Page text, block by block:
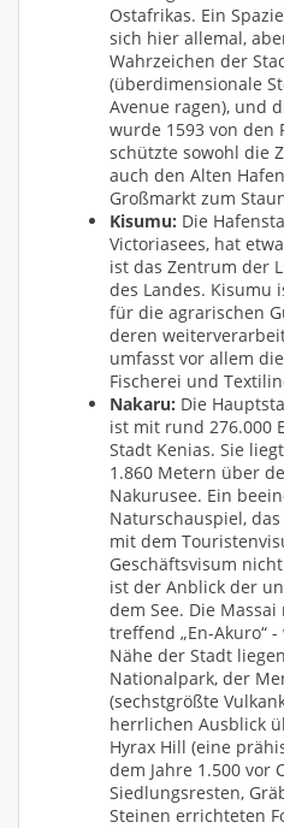
Ostafrikas. Ein
sich hier allemal,
Wahrzeichen der
(überdimensionale
Avenue ragen), und
wurde 1593 von den
schützte sowohl die
auch den Alten
Großmarkt zum
Kisumu: Die
Victoriasees, hat
ist das Zentrum der
des Landes. Kisumu
für die agrarischen
deren
umfasst vor allem
Fischerei und
Nakaru: Die
ist mit rund 276.000
Stadt Kenias. Sie
1.860 Metern über
Nakurusee. Ein
Naturschauspiel,
mit dem
Geschäftsvisum
ist der Anblick der
dem See. Die
treffend „En-Akuro“
Nähe der Stadt
Nationalpark, der
(sechstgrößte
herrlichen Ausblick
Hyrax Hill (eine
dem Jahre 1.500 vor
Siedlungsresten,
Steinen errichteten